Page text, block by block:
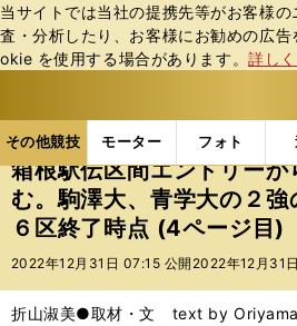
当サイトでは当社の提携先等がお客様
査・分析したり、お客様にお勧めの広
okie を使⽤する場合があります。詳し
その他競技 モーター フォト
ス
ポ
ル
テ
ー
バ
その他競技の記事一覧 陸上
箱根駅伝区間エントリー
む。駒澤大、青学大の２
６区終了時点 (4ページ目)
2022年12月31日 07:15 公開 2022年12月31
折山淑美●取材・文 text by